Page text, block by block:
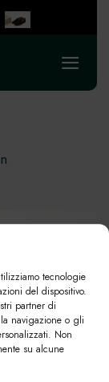
tecnologie
del dispositivo.
partner di
navigazione o gli
Non
su alcune